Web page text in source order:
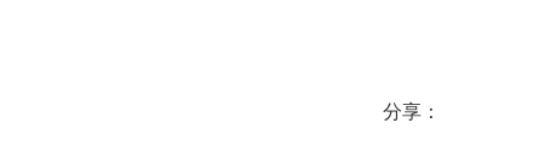
分享：